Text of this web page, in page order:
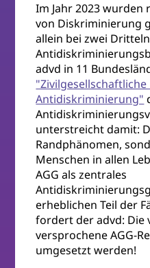
Im Jahr 2023 wurden
von Diskriminierung
allein bei zwei
advd in 11
"Zivilgesellschaftliche
Antidiskriminierung"
unterstreicht damit:
Randphänomen,
Menschen in allen
AGG als zentrales
erheblichen Teil der
fordert der advd: Die
versprochene AGG-
umgesetzt werden!